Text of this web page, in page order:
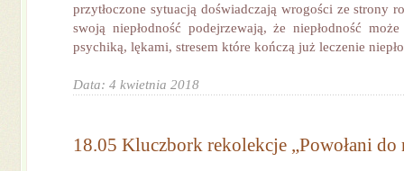
przytłoczone sytuacją doświadczają wrogości ze strony
swoją niepłodność podejrzewają, że niepłodność
psychiką, lękami, stresem które kończą już leczenie
Data: 4 kwietnia 2018
18.05 Kluczbork rekolekcje „Powołani do